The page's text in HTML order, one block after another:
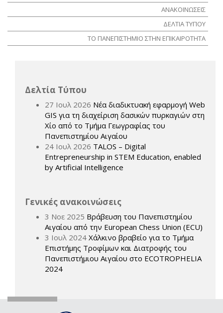
ΑΝΑΚΟΙΝΩΣΕΙΣ
ΔΕΛΤΙΑ ΤΥΠΟΥ
ΤΟ ΠΑΝΕΠΙΣΤΗΜΙΟ ΣΤΗΝ ΕΠΙΚΑΙΡΟΤΗΤΑ
Δελτία Τύπου
27 Ιουλ 2026 Νέα διαδικτυακή εφαρμογή Web
GIS για τη διαχείριση δασικών πυρκαγιών στη
Χίο από το Τμήμα Γεωγραφίας του
Πανεπιστημίου Αιγαίου
24 Ιουλ 2026 TALOS – Digital
Entrepreneurship in STEM Education, enabled
by Artificial Intelligence
Γενικές ανακοινώσεις
3 Νοε 2025 Βράβευση του Πανεπιστημίου
Αιγαίου από την European Chess Union (ECU)
3 Ιουλ 2024 Χάλκινο βραβείο για το Τμήμα
Επιστήμης Τροφίμων και Διατροφής του
Πανεπιστήμιου Αιγαίου στο ECOTROPHELIA
2024